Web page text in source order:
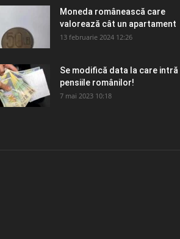
Moneda românească care
valorează cât un apartament
13 februarie 2024 12:26
Se modifică data la care intră
pensiile românilor!
7 mai 2023 10:18